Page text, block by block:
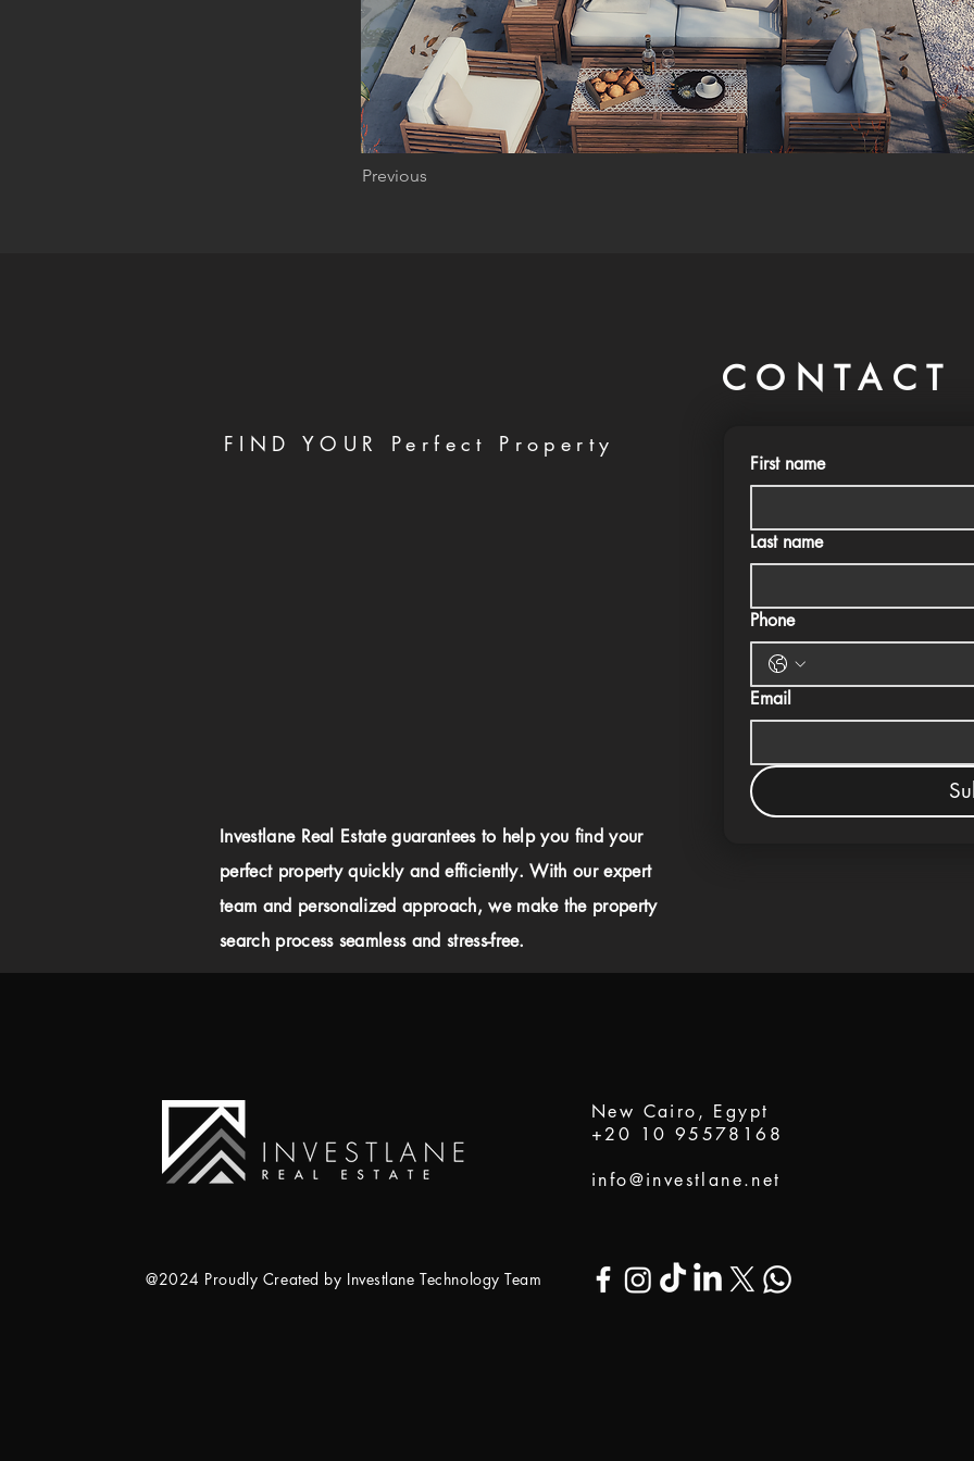
Previous
CONTACT
FIND YOUR Perfect Property
Investlane Real Estate guarantees to help you find your
perfect property quickly and efficiently. With our expert
team and personalized approach, we make the property
search process seamless and stress-free.
First name
Last name
Phone
Email
New Cairo, Egypt
+20 10 95578168
info@investlane.net
@2024 Proudly Created by Investlane Technology Team